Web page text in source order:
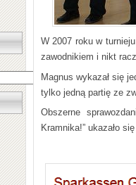
W 2007 roku w
zawodnikiem i nikt
Magnus wykazał się
tylko jedną partię ze
Obszerne
Kramnika!” ukazało